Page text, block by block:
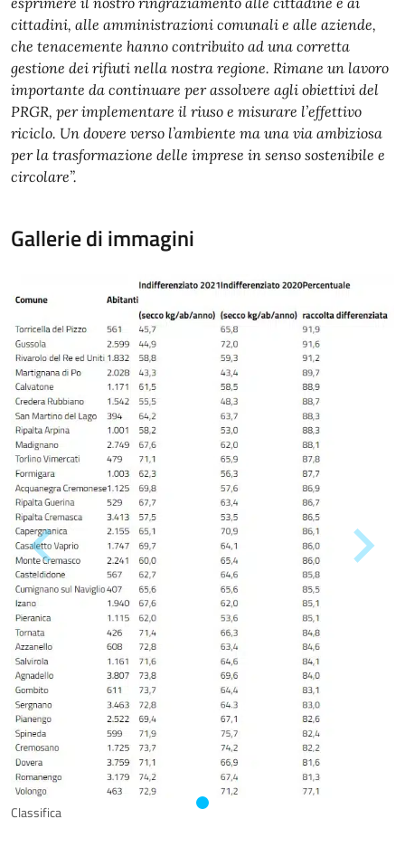
cittadini, alle amministrazioni comunali e alle aziende,
che tenacemente hanno contribuito ad una corretta
gestione dei rifiuti nella nostra regione. Rimane un lavoro
importante da continuare per assolvere agli obiettivi del
PRGR, per implementare il riuso e misurare l’effettivo
riciclo. Un dovere verso l’ambiente ma una via ambiziosa
per la trasformazione delle imprese in senso sostenibile e
circolare”.
Gallerie di immagini
Classifica